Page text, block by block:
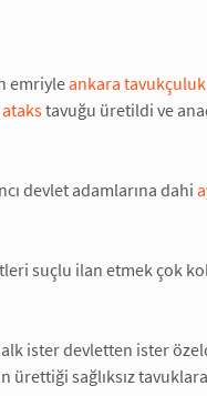
emriyleankara
atakstavuğu üretildi ve
devlet adamlarına dahi
suçlu ilan etmek çok
ister devletten ister
sağlıksız